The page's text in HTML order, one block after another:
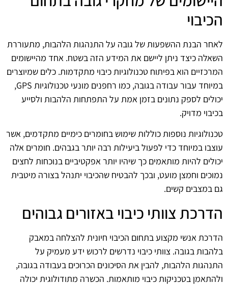
הכיבוי
לאחר הבנת ההשפעות של גובה על התנהגות הלהבות, מתעוררת
השאלה כיצד ניתן ליישם את המידע הזה בשטח. אחד מהיישומים
המרכזיים הוא בפיתוח טכנולוגיות כיבוי מתקדמות. כלים שמיוצרים
במיוחד עבור עבודה בגובה, כמו רחפנים מונעי טכנולוגיות GPS,
יכולים לספק נתונים בזמן אמת על התפתחות הלהבות ולסייע
בכיבוי מדויק.
טכנולוגיות נוספות כוללות שימוש בחומרים כימיים מתקדמים, אשר
עוצבו במיוחד כדי לפעול ביעילות רבה יותר בגבהים. חומרים אלה
יכולים להיות מותאמים כך שיהיו יותר אפקטיביים בנוכחות לחצים
נמוכים וחמצן מועט, ובכך להבטיח שהכיבוי יתנהל בצורה מיטבית
גם במצבים קשים.
הדרכת צוותי כיבוי באזורים גבוהים
הדרכת אנשי מקצוע בתחום הכיבוי חיונית להצלחה במאבק
בלהבות בגובה. צוותי כיבוי נדרשים לרכוש ידע מעמיק על
התנהגות הלהבות, להבין את הסיכונים הכרוכים בעבודה בגובה,
ולהתאמן בטכניקות כיבוי מותאמות. הכשרה מתודולוגית יכולה